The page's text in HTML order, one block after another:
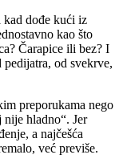
kad dođe kući iz
kao što
Čarapice ili bez? I
od svekrve,
preporukama nego
hladno“. Jer
a najčešća
već previše.